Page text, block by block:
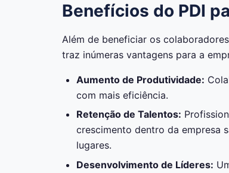
Benefícios do PDI
Além de beneficiar os
traz inúmeras vantagens para a
Aumento de Produtividade:
com mais eficiência.
Retenção de Talentos:
crescimento dentro da empresa
lugares.
Desenvolvimento de Líderes: